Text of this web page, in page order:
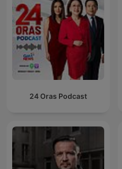
24 Oras Podcast